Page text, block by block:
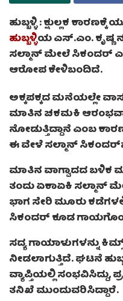
ಹುಬ್ಬಳ್ಳಿ :ಕ್ಷುಲ್ಲಕ
ಹುಬ್ಬಳ್ಳಿಯ ಎಸ್.ಎಂ. ಕೃಷ್ಣ
ಸಲ್ಮಾನ್ ಮೇಲೆ ಸಿಕಂದರ್
ಆರೋಪ ಕೇಳಿಬಂದಿದೆ.
ಅಕ್ಕಪಕ್ಕದ ಮನೆಯಲ್ಲೇ
ಮಾತಿನ ಚಕಮಕಿ
ನೋಡುತ್ತಿದ್ದಾನೆ ಎಂಬ
ಈ ವೇಳೆ ಸಲ್ಮಾನ್
ಮಾತಿನ ವಾಗ್ವಾದದ
ತಂದು ಏಕಾಏಕಿ ಸಲ್ಮಾನ್
ಭಾಗ ಸೇರಿ ಮೂರು
ಸಿಕಂದರ್ ಕೂಡ
ಸದ್ಯ ಗಾಯಾಳುಗಳನ್ನು
ನೀಡಲಾಗುತ್ತಿದೆ. ಘಟನೆ
ವ್ಯಾಪ್ತಿಯಲ್ಲಿ
ತನಿಖೆ ಮುಂದುವರಿಸಿದ್ದಾರೆ.